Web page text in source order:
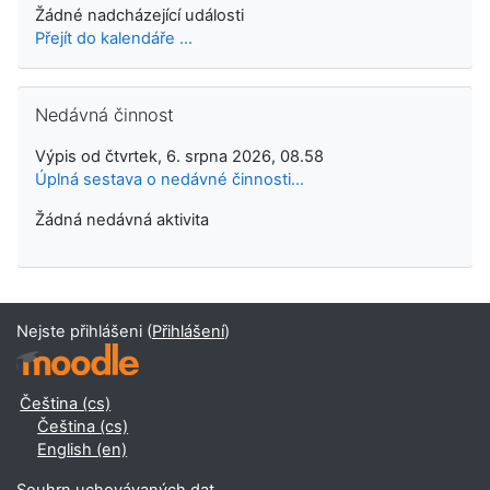
Žádné nadcházející události
Přejít do kalendáře ...
Nedávná činnost
Výpis od čtvrtek, 6. srpna 2026, 08.58
Úplná sestava o nedávné činnosti...
Žádná nedávná aktivita
Nejste přihlášeni (Přihlášení)
Čeština ‎(cs)‎
Čeština ‎(cs)‎
English ‎(en)‎